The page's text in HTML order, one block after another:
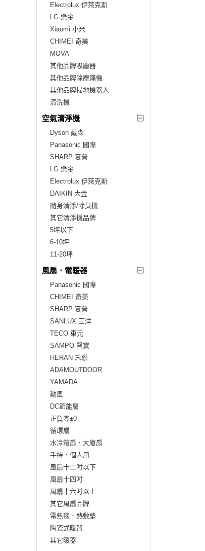
Electrolux 伊萊克斯
LG 樂金
Xiaomi 小米
CHIMEI 奇美
MOVA
其他品牌吸塵器
其他品牌除塵蹣機
其他品牌掃地機器人
清洗機
空氣清淨機
Dyson 戴森
Panasonic 國際
SHARP 夏普
LG 樂金
Electrolux 伊萊克斯
DAIKIN 大金
隨身清淨/除臭機
其它清淨機品牌
5坪以下
6-10坪
11-20坪
風扇．電暖器
Panasonic 國際
CHIMEI 奇美
SHARP 夏普
SANLUX 三洋
TECO 東元
SAMPO 聲寶
HERAN 禾聯
ADAMOUTDOOR
YAMADA
勳風
DC節能扇
正負零±0
循環扇
水冷箱扇．大廈扇
手持．個人用
風扇十二吋以下
風扇十四吋
風扇十六吋以上
其它風扇品牌
電熱毯．熱敷墊
陶瓷式暖器
其它暖器